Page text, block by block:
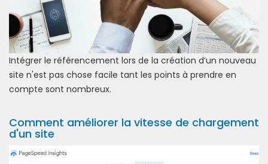
Intégrer le référencement lors de la création d’un nouveau
site n'est pas chose facile tant les points à prendre en
compte sont nombreux.
Comment améliorer la vitesse de chargement
d'un site